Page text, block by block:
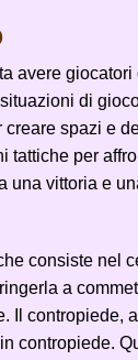
avere
di
spazi e
per
una vittoria e
consiste nel
a
contropiede,
contropiede.